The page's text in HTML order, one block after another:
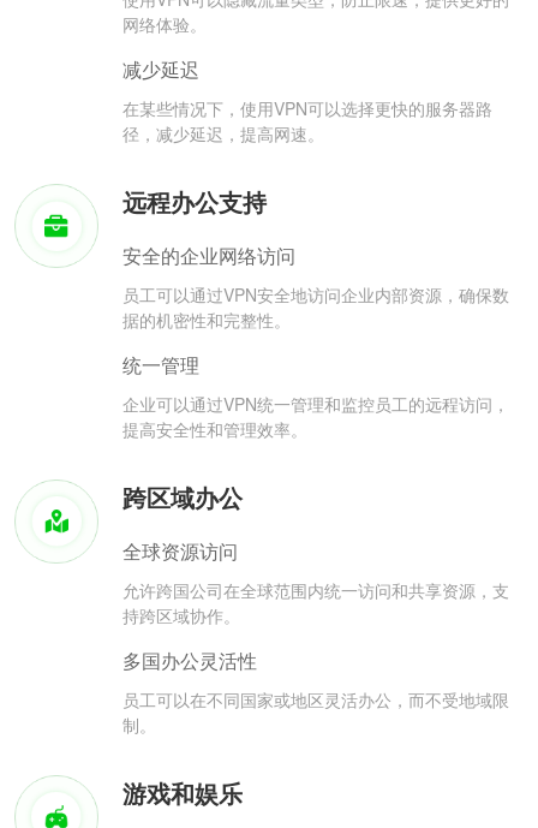
网络体验。
减少延迟
在某些情况下，使用VPN可以选择更快的服务器路
径，减少延迟，提高网速。
远程办公支持
安全的企业网络访问
员工可以通过VPN安全地访问企业内部资源，确保数
据的机密性和完整性。
统一管理
企业可以通过VPN统一管理和监控员工的远程访问，
提高安全性和管理效率。
跨区域办公
全球资源访问
允许跨国公司在全球范围内统一访问和共享资源，支
持跨区域协作。
多国办公灵活性
员工可以在不同国家或地区灵活办公，而不受地域限
制。
游戏和娱乐